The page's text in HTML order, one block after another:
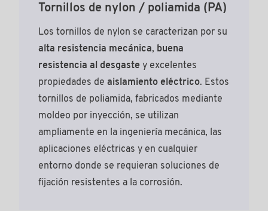
Tornillos de nylon / poliamida (PA)
Los tornillos de nylon se caracterizan por su
alta resistencia mecánica, buena
resistencia al desgaste y excelentes
propiedades de aislamiento eléctrico. Estos
tornillos de poliamida, fabricados mediante
moldeo por inyección, se utilizan
ampliamente en la ingeniería mecánica, las
aplicaciones eléctricas y en cualquier
entorno donde se requieran soluciones de
fijación resistentes a la corrosión.